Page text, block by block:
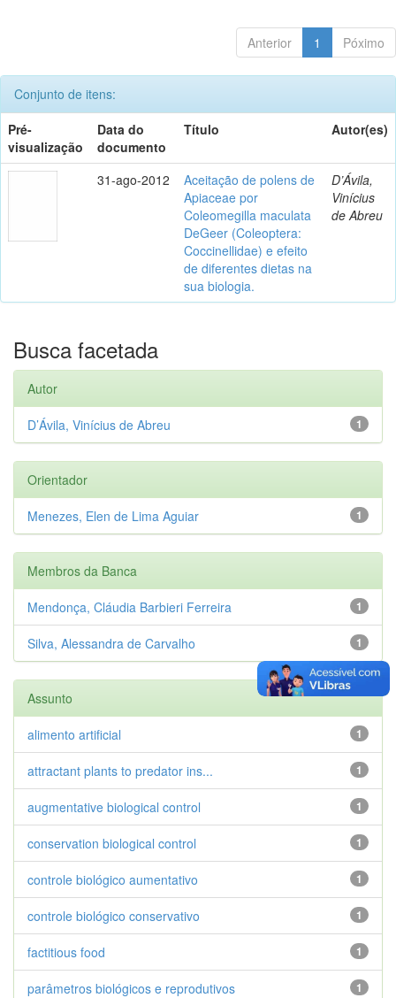
Anterior 1 Póximo
Conjunto de itens:
Pré-
visualização
Data do
documento
Título Autor(es)
31-ago-2012
Aceitação de polens de
Apiaceae por
Coleomegilla maculata
DeGeer (Coleoptera:
Coccinellidae) e efeito
de diferentes dietas na
sua biologia.
D’Ávila,
Vinícius
de Abreu
Busca facetada
Autor
1
D’Ávila, Vinícius de Abreu
Orientador
1
Menezes, Elen de Lima Aguiar
Membros da Banca
1
Mendonça, Cláudia Barbieri Ferreira
1
Silva, Alessandra de Carvalho
Assunto
1
alimento artificial
1
attractant plants to predator ins...
1
augmentative biological control
1
conservation biological control
1
controle biológico aumentativo
1
controle biológico conservativo
1
factitious food
1
parâmetros biológicos e reprodutivos